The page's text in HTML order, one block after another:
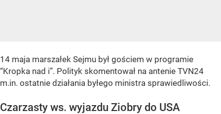
14 maja marszałek Sejmu był gościem w programie
“Kropka nad i”. Polityk skomentował na antenie TVN24
m.in. ostatnie działania byłego ministra sprawiedliwości.
Czarzasty ws. wyjazdu Ziobry do USA